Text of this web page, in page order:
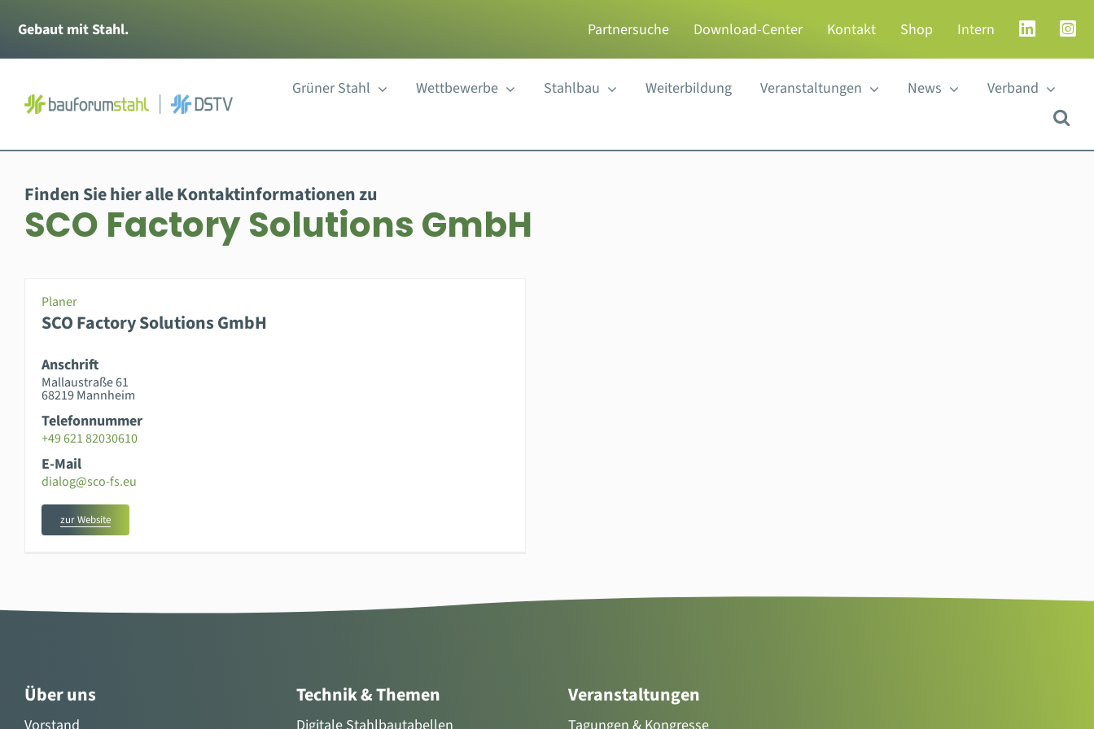
Inhalt
springen
Gebaut mit Stahl. Partnersuche Download-Center Kontakt Shop Intern
Grüner Stahl Wettbewerbe Stahlbau Weiterbildung Veranstaltungen News Verband
Finden Sie hier alle Kontaktinformationen zu
SCO Factory Solutions GmbH
Planer
SCO Factory Solutions GmbH
Anschrift
Mallaustraße 61
68219 Mannheim
Telefonnummer
+49 621 82030610
E-Mail
dialog@sco-fs.eu
zur Website
Über uns Technik & Themen Veranstaltungen